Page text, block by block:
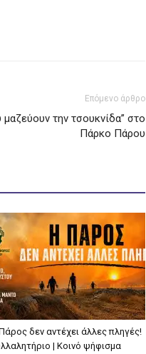
Επόμενο άρθρο
μαζεύουν την τσουκνίδα” στο
Πάρκο Πάρου
δεν αντέχει άλλες πληγές!
| Κοινό ψήφισμα